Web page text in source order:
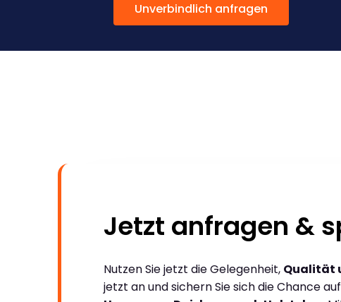
Unverbindlich anfragen
Jetzt anfragen &
Nutzen Sie jetzt die Gelegenheit, Qualität
jetzt an und sichern Sie sich die Chance auf